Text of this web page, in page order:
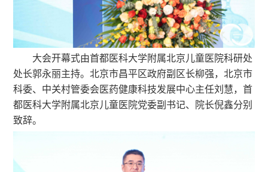
大会开幕式由首都医科大学附属北京儿童医院科研处
处长郭永丽主持。北京市昌平区政府副区长柳强，北京市
科委、中关村管委会医药健康科技发展中心主任刘慧，首
都医科大学附属北京儿童医院党委副书记、院长倪鑫分别
致辞。